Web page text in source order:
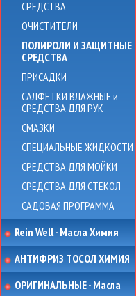
СРЕДСТВА
ОЧИСТИТЕЛИ
ПОЛИРОЛИ И ЗАЩИТНЫЕ
СРЕДСТВА
ПРИСАДКИ
САЛФЕТКИ ВЛАЖНЫЕ и
СРЕДСТВА ДЛЯ РУК
СМАЗКИ
СПЕЦИАЛЬНЫЕ ЖИДКОСТИ
СРЕДСТВА ДЛЯ МОЙКИ
СРЕДСТВА ДЛЯ СТЕКОЛ
САДОВАЯ ПРОГРАММА
Rein Well - Масла Химия
АНТИФРИЗ ТОСОЛ ХИМИЯ
ОРИГИНАЛЬНЫЕ - Масла